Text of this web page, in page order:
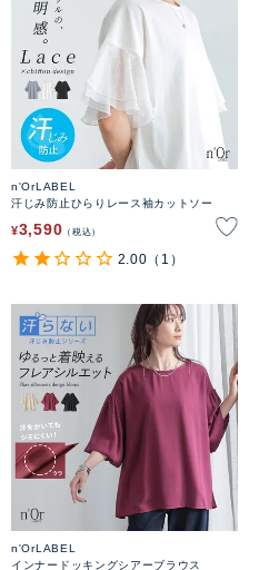
n'OrLABEL
汗じみ防止ひらりレース袖カットソー
¥3,590 税込
2.00 （1）
n'OrLABEL
インナードッキングシアーブラウス